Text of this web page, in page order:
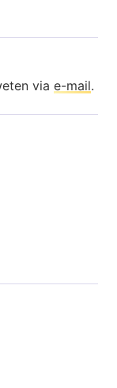
via e-mail.